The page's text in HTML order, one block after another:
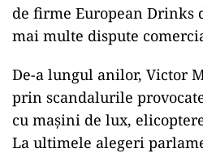
strămutarea dispusă de
preluat de Curtea de Apel
Patru luni de muncă
comunității
În acest termen, Victor
obligat să presteze muncă